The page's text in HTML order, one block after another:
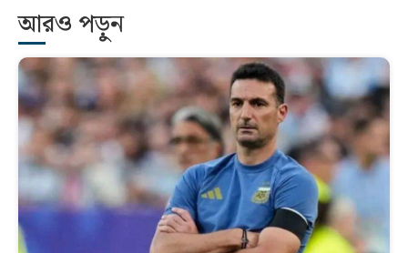
আরও পড়ুন